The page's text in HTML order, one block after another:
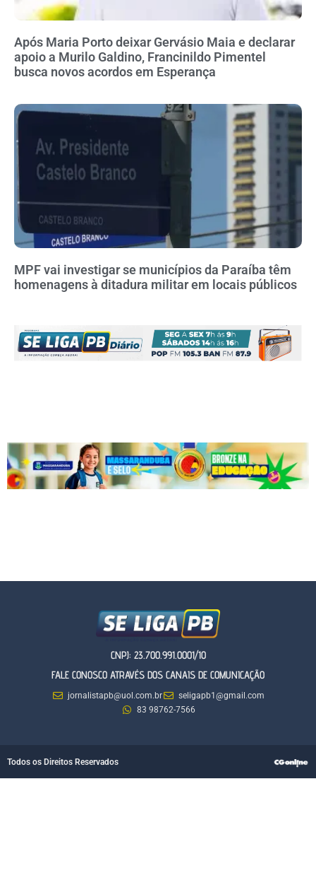
Após Maria Porto deixar Gervásio Maia e declarar
apoio a Murilo Galdino, Francinildo Pimentel
busca novos acordos em Esperança
MPF vai investigar se municípios da Paraíba têm
homenagens à ditadura militar em locais públicos
CNPJ: 23.700.991.0001/10
FALE CONOSCO ATRAVÉS DOS CANAIS DE COMUNICAÇÃO
jornalistapb@uol.com.br
seligapb1@gmail.com
83 98762-7566
Todos os Direitos Reservados